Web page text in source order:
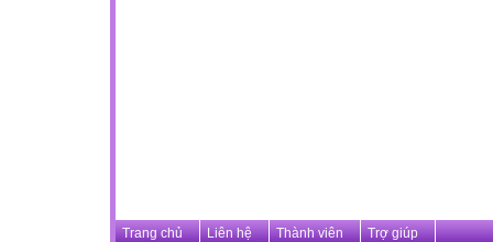
Trang chủ Liên hệ Thành viên Trợ giúp